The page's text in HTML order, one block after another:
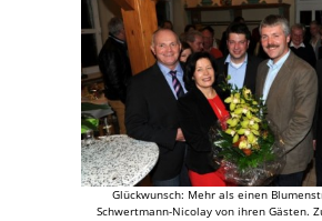
Glückwunsch: Mehr als einen
Schwertmann-Nicolay von ihren Gästen.